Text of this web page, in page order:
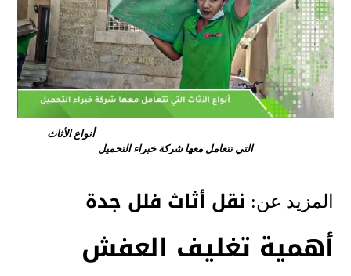
أنواع الأثاث
التي تتعامل معها شركة خبراء التحميل
المزيد عن: نقل أثاث فلل جدة
أهمية تغليف العفش